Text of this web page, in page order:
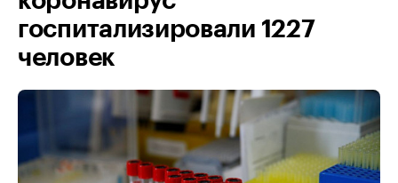
госпитализировали 1227
человек